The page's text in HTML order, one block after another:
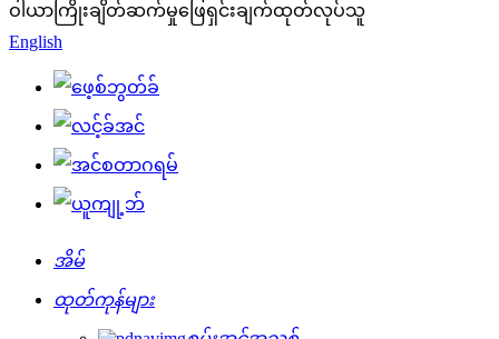
ဝါယာကြိုးချိတ်ဆက်မှုဖြေရှင်းချက်ထုတ်လုပ်သူ
English
အိမ်
ထုတ်ကုန်များ